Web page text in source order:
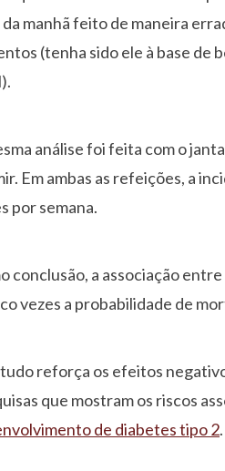
manhã feito de maneira
(tenha sido ele à base de
análise foi feita com o
Em ambas as refeições, a
por semana.
conclusão, a associação
vezes a probabilidade de
reforça os efeitos
que mostram os riscos
de diabetes tipo 2.